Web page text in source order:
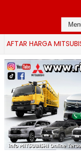
HARGA MITSUBISHI